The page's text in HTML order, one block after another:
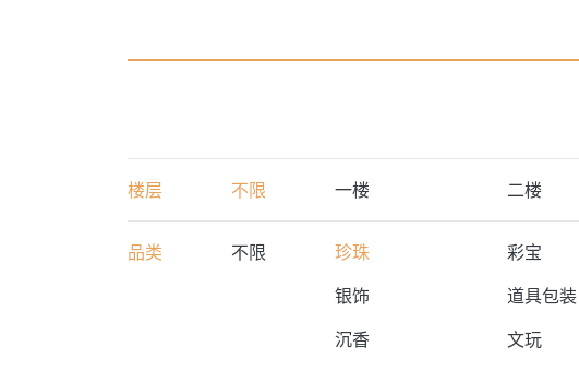
楼层 不限 一楼 二楼
品类 不限 珍珠 彩宝
银饰
道具包装
沉香
文玩